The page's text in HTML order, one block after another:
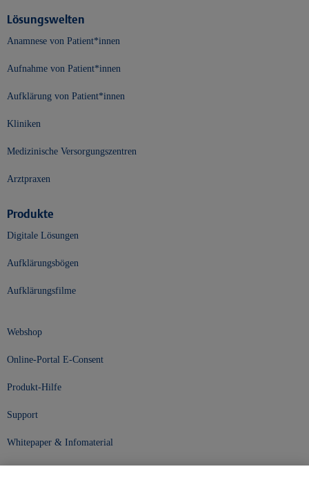
Lösungswelten
Anamnese von Patient*innen
Aufnahme von Patient*innen
Aufklärung von Patient*innen
Kliniken
Medizinische Versorgungszentren
Arztpraxen
Produkte
Digitale Lösungen
Aufklärungsbögen
Aufklärungsfilme
Webshop
Online-Portal E-Consent
Produkt-Hilfe
Support
Whitepaper & Infomaterial